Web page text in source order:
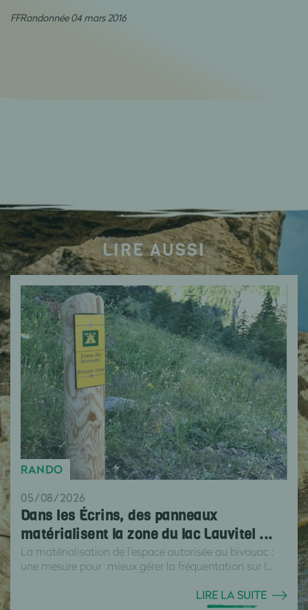
FFRandonnée 04 mars 2016
LIRE AUSSI
RANDO
05/08/2026
Dans les Écrins, des panneaux
matérialisent la zone du lac Lauvitel ...
La matérialisation de l'espace autorisée au bivouac :
une mesure pour mieux gérer la fréquentation sur l...
LIRE LA SUITE